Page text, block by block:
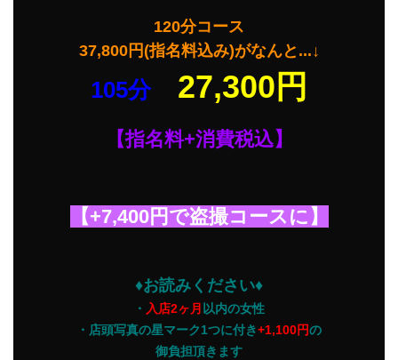
120分コース
37,800円(指名料込み)がなんと...↓
105分 27,300円
【指名料+消費税込】
【+7,400円で盗撮コースに】
♦お読みください♦
・ 入店2ヶ月 以内の女性
・店頭写真の星マーク1つに付き+1,100円の
御負担頂きます